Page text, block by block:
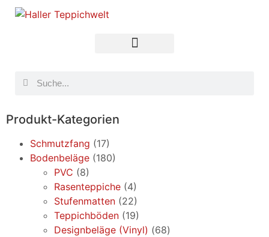
Produkt-Kategorien
Schmutzfang (17)
Bodenbeläge (180)
PVC (8)
Rasenteppiche (4)
Stufenmatten (22)
Teppichböden (19)
Designbeläge (Vinyl) (68)